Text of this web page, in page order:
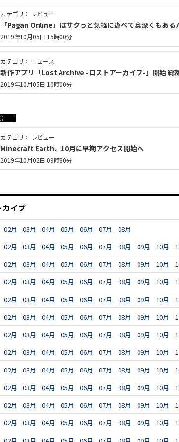
カテゴリ： レビュー
「Pagan Online」はサクっと気軽に遊べて奥深くもある
2019年10月05日 15時00分
カテゴリ： ニュース
新作アプリ「Lost Archive -ロストアーカイブ-」開始 総
2019年10月05日 10時00分
カテゴリ： レビュー
Minecraft Earth、10月に早期アクセス開始へ
2019年10月02日 09時30分
カイブ
02月 03月 04月 05月 06月 07月
08月
02月 03月 04月 05月 06月 07月 08月 09月 10月
02月 03月 04月 05月 06月 07月 08月 09月 10月
02月 03月 04月 05月 06月 07月 08月 09月 10月
02月 03月 04月 05月 06月 07月 08月 09月 10月
02月 03月 04月 05月 06月 07月 08月 09月 10月
02月 03月 04月 05月 06月 07月 08月 09月 10月
02月 03月 04月 05月 06月 07月 08月 09月 10月
02月 03月 04月 05月 06月 07月 08月 09月 10月
02月 03月 04月 05月 06月 07月 08月 09月 10月
02月 03月 04月 05月 06月 07月 08月 09月 10月
02月 03月 04月 05月 06月 07月 08月 09月 10月